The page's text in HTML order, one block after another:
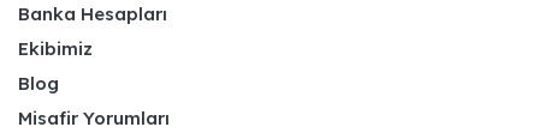
Banka Hesapları
Ekibimiz
Blog
Misafir Yorumları